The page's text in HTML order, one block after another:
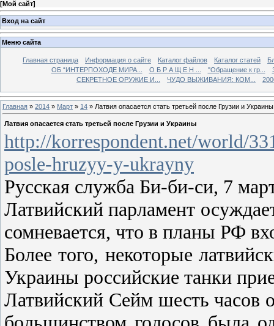
[Мой сайт]
Вход на сайт
Меню сайта
Главная страница Информация о сайте Каталог файлов Каталог статей
ОБ “ИНТЕРПОХОДЕ МИРА...
О Б Р А Щ Е Н ... "Обращение к гр...
СЕКРЕТНОЕ ОРУЖИЕ И...
ЧУДО ВЫЖИВАНИЯ: КОМ...
Главная » 2014 » Март » 14 » Латвия опасается стать третьей после Грузии и Украины
Латвия опасается стать третьей после Грузии и Украины
http://korrespondent.net/world/
posle-hruzyy-y-ukrayny
Русская служба Би-би-си, 7
Латвийский парламент
сомневается, что в планы РФ
Более того, некоторые
Украины российские танки
Латвийский Сейм шесть часов